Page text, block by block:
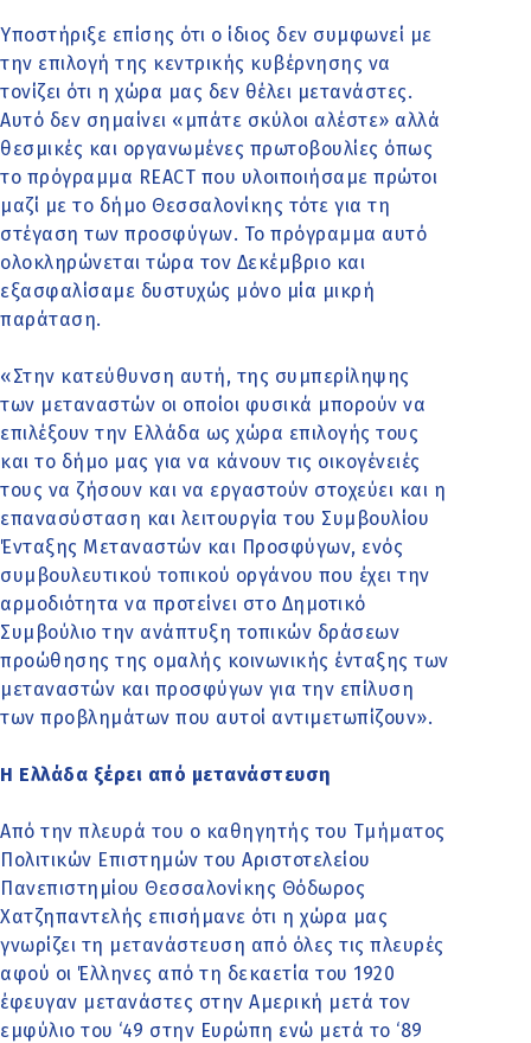
Υποστήριξε επίσης ότι ο ίδιος δεν συμφωνεί με
την επιλογή της κεντρικής κυβέρνησης να
τονίζει ότι η χώρα μας δεν θέλει μετανάστες.
Αυτό δεν σημαίνει «μπάτε σκύλοι αλέστε» αλλά
θεσμικές και οργανωμένες πρωτοβουλίες όπως
το πρόγραμμα REACT που υλοιποιήσαμε πρώτοι
μαζί με το δήμο Θεσσαλονίκης τότε για τη
στέγαση των προσφύγων. Το πρόγραμμα αυτό
ολοκληρώνεται τώρα τον Δεκέμβριο και
εξασφαλίσαμε δυστυχώς μόνο μία μικρή
παράταση.
«Στην κατεύθυνση αυτή, της συμπερίληψης
των μεταναστών οι οποίοι φυσικά μπορούν να
επιλέξουν την Ελλάδα ως χώρα επιλογής τους
και το δήμο μας για να κάνουν τις οικογένειές
τους να ζήσουν και να εργαστούν στοχεύει και η
επανασύσταση και λειτουργία του Συμβουλίου
Ένταξης Μεταναστών και Προσφύγων, ενός
συμβουλευτικού τοπικού οργάνου που έχει την
αρμοδιότητα να προτείνει στο Δημοτικό
Συμβούλιο την ανάπτυξη τοπικών δράσεων
προώθησης της ομαλής κοινωνικής ένταξης των
μεταναστών και προσφύγων για την επίλυση
των προβλημάτων που αυτοί αντιμετωπίζουν».
Η Ελλάδα ξέρει από μετανάστευση
Από την πλευρά του ο καθηγητής του Τμήματος
Πολιτικών Επιστημών του Αριστοτελείου
Πανεπιστημίου Θεσσαλονίκης Θόδωρος
Χατζηπαντελής επισήμανε ότι η χώρα μας
γνωρίζει τη μετανάστευση από όλες τις πλευρές
αφού οι Έλληνες από τη δεκαετία του 1920
έφευγαν μετανάστες στην Αμερική μετά τον
εμφύλιο του ‘49 στην Ευρώπη ενώ μετά το ‘89